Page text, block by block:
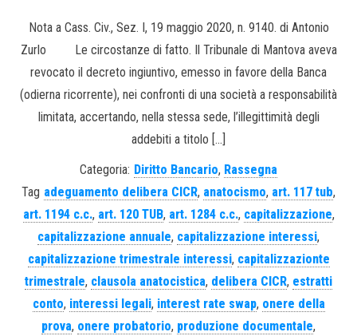
Nota a Cass. Civ., Sez. I, 19 maggio 2020, n. 9140. di Antonio
Zurlo Le circostanze di fatto. Il Tribunale di Mantova aveva
revocato il decreto ingiuntivo, emesso in favore della Banca
(odierna ricorrente), nei confronti di una società a responsabilità
limitata, accertando, nella stessa sede, l’illegittimità degli
addebiti a titolo […]
Categoria: Diritto Bancario, Rassegna
Tag adeguamento delibera CICR, anatocismo, art. 117 tub,
art. 1194 c.c., art. 120 TUB, art. 1284 c.c., capitalizzazione,
capitalizzazione annuale, capitalizzazione interessi,
capitalizzazione trimestrale interessi, capitalizzazionte
trimestrale, clausola anatocistica, delibera CICR, estratti
conto, interessi legali, interest rate swap, onere della
prova, onere probatorio, produzione documentale,